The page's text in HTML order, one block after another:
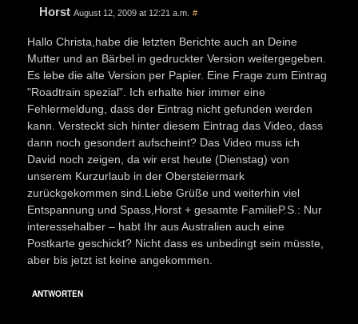
Horst August 12, 2009 at 12:21 a.m. #
Hallo Christa,habe die letzten Berichte auch an Deine
Mutter und an Bärbel in gedruckter Version weitergegeben.
Es lebe die alte Version per Papier. Eine Frage zum Eintrag
"Roadtrain spezial". Ich erhalte hier immer eine
Fehlermeldung, dass der Eintrag nicht gefunden werden
kann. Versteckt sich hinter diesem Eintrag das Video, dass
dann noch gesondert aufscheint? Das Video muss ich
David noch zeigen, da wir erst heute (Dienstag) von
unserem Kurzurlaub in der Obersteiermark
zurückgekommen sind.Liebe Grüße und weiterhin viel
Entspannung und Spass,Horst + gesamte FamilieP.S.: Nur
interessehalber – habt Ihr aus Australien auch eine
Postkarte geschickt? Nicht dass es unbedingt sein müsste,
aber bis jetzt ist keine angekommen.
ANTWORTEN